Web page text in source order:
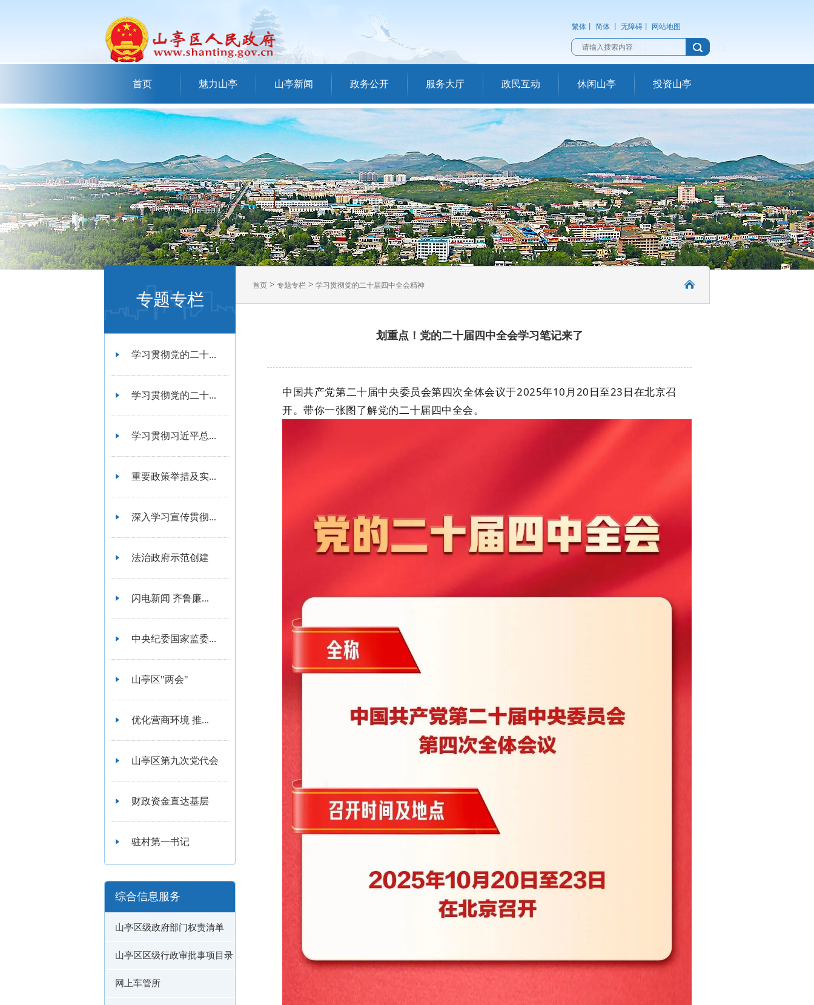
繁体 简体 无障碍 网站地图
首页 魅力山亭 山亭新闻 政务公开 服务大厅 政民互动 休闲山亭 投资山亭
专题专栏
学习贯彻党的二十...
学习贯彻党的二十...
学习贯彻习近平总...
重要政策举措及实...
深入学习宣传贯彻...
法治政府示范创建
闪电新闻 齐鲁廉...
中央纪委国家监委...
山亭区"两会"
优化营商环境 推...
山亭区第九次党代会
财政资金直达基层
驻村第一书记
综合信息服务
山亭区级政府部门权责清单
山亭区区级行政审批事项目录
网上车管所
首页 > 专题专栏 > 学习贯彻党的二十届四中全会精神
划重点！党的二十届四中全会学习笔记来了
中国共产党第二十届中央委员会第四次全体会议于2025年10月20日至23日在北京召
开。带你一张图了解党的二十届四中全会。